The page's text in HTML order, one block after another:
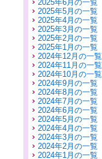
2025年6月の一覧
2025年5月の一覧
2025年4月の一覧
2025年3月の一覧
2025年2月の一覧
2025年1月の一覧
2024年12月の一覧
2024年11月の一覧
2024年10月の一覧
2024年9月の一覧
2024年8月の一覧
2024年7月の一覧
2024年6月の一覧
2024年5月の一覧
2024年4月の一覧
2024年3月の一覧
2024年2月の一覧
2024年1月の一覧